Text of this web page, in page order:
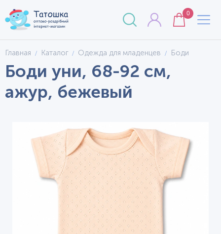
0
Главная Каталог Одежда для младенцев Боди
Боди уни, 68-92 см,
ажур, бежевый